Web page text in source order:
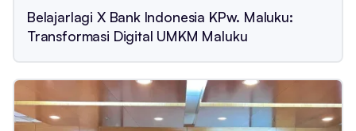
Belajarlagi X Bank Indonesia KPw. Maluku:
Transformasi Digital UMKM Maluku